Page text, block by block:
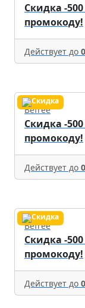
Скидка -
промокоду!
Действует до
Befree
Скидка -
промокоду!
Действует до
Befree
Скидка -
промокоду!
Действует до